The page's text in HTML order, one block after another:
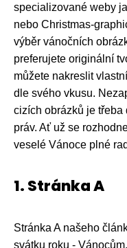
specializované weby
nebo Christmas-
výběr vánočních
preferujete originální
můžete nakreslit
dle svého vkusu.
cizích obrázků je třeba
práv. Ať už se
veselé Vánoce plné
1. Stránka A
Stránka A našeho
svátku roku -